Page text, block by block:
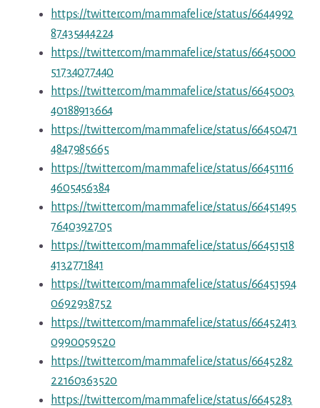
https://twitter.com/mammafelice/status/6644992
87435444224
https://twitter.com/mammafelice/status/6645000
51734077440
https://twitter.com/mammafelice/status/6645003
40188913664
https://twitter.com/mammafelice/status/66450471
4847985665
https://twitter.com/mammafelice/status/66451116
4605456384
https://twitter.com/mammafelice/status/66451495
7640392705
https://twitter.com/mammafelice/status/66451518
4132771841
https://twitter.com/mammafelice/status/66451594
0692938752
https://twitter.com/mammafelice/status/66452413
0990059520
https://twitter.com/mammafelice/status/6645282
22160363520
https://twitter.com/mammafelice/status/6645283